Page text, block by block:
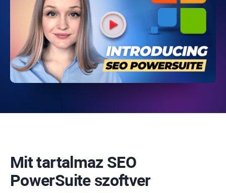
Mit tartalmaz SEO
PowerSuiteszoftver